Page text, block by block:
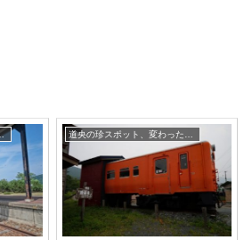
わった観光地